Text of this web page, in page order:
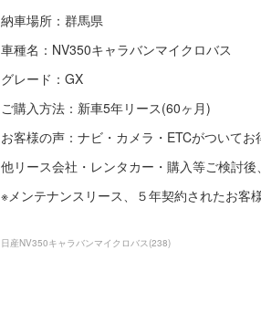
納車場所：群馬県
車種名：NV350キャラバンマイクロバス
グレード：GX
ご購入方法：新車5年リース(60ヶ月)
お客様の声：ナビ・カメラ・ETCがついて
他リース会社・レンタカー・購入等ご検討
※メンテナンスリース、５年契約されたお客
日産NV350キャラバンマイクロバス(238)